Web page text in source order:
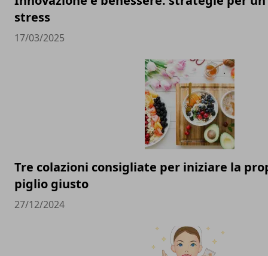
stress
17/03/2025
Tre colazioni consigliate per iniziare la
piglio giusto
27/12/2024